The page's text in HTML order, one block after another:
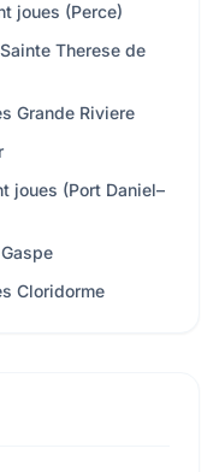
joues (Perce)
Therese de
Grande Riviere
joues (Port Daniel–
Cloridorme